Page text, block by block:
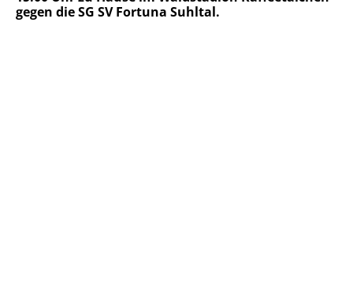
gegen die SG SV Fortuna Suhltal.